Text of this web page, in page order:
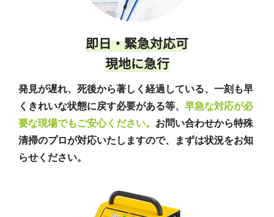
即日・緊急対応可
現地に急行
発見が遅れ、死後から著しく経過している、一刻も早
くきれいな状態に戻す必要がある等、 早急な対応が必
要な現場でもご安心ください。 お問い合わせから特殊
清掃のプロが対応いたしますので、まずは状況をお知
らせください。